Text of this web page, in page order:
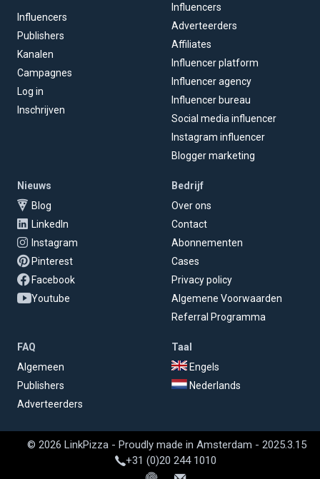
Influencers
Publishers
Kanalen
Campagnes
Log in
Inschrijven
Influencers
Adverteerders
Affiliates
Influencer platform
Influencer agency
Influencer bureau
Social media influencer
Instagram influencer
Blogger marketing
Nieuws
Blog
LinkedIn
Instagram
Pinterest
Facebook
Youtube
Bedrijf
Over ons
Contact
Abonnementen
Cases
Privacy policy
Algemene Voorwaarden
Referral Programma
FAQ
Algemeen
Publishers
Adverteerders
Taal
Engels
Nederlands
© 2026 LinkPizza - Proudly made in Amsterdam - 2025.3.15
+31 (0)20 244 1010